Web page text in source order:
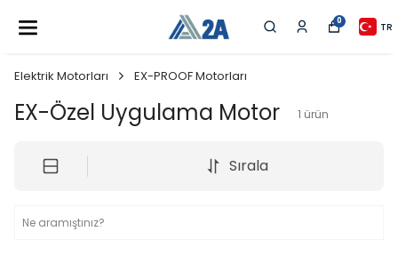
0 TR
Elektrik Motorları EX-PROOF Motorları
EX-Özel Uygulama Motor 1 ürün
Sırala